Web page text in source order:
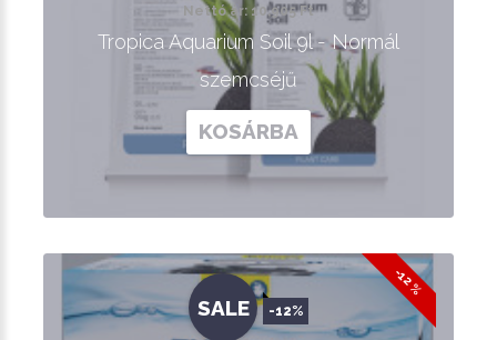
Nettó ár: 10,905 Ft
Tropica Aquarium Soil 9l - Normál
szemcséjű
KOSÁRBA
-12 %
SALE -12%